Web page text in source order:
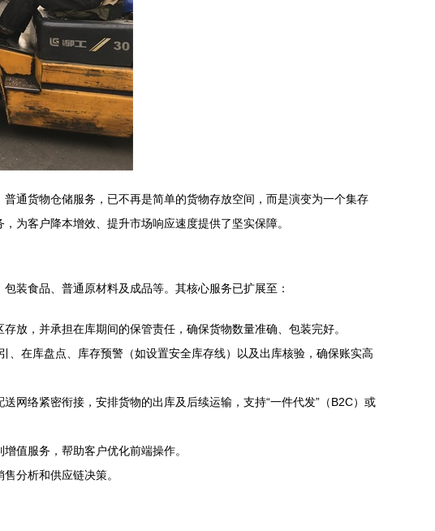
通货物仓储服务，已不再是简单的货物存放空间，而是演变为一个集存
为客户降本增效、提升市场响应速度提供了坚实保障。
装食品、普通原材料及成品等。其核心服务已扩展至：
放，并承担在库期间的保管责任，确保货物数量准确、包装完好。
、在库盘点、库存预警（如设置安全库存线）以及出库核验，确保账实高
网络紧密衔接，安排货物的出库及后续运输，支持“一件代发”（B2C）或
值服务，帮助客户优化前端操作。
分析和供应链决策。